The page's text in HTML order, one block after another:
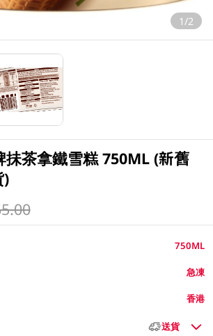
1/2
茶拿鐵雪糕 750ML (新舊
)
750ML
急凍
香港
送貨